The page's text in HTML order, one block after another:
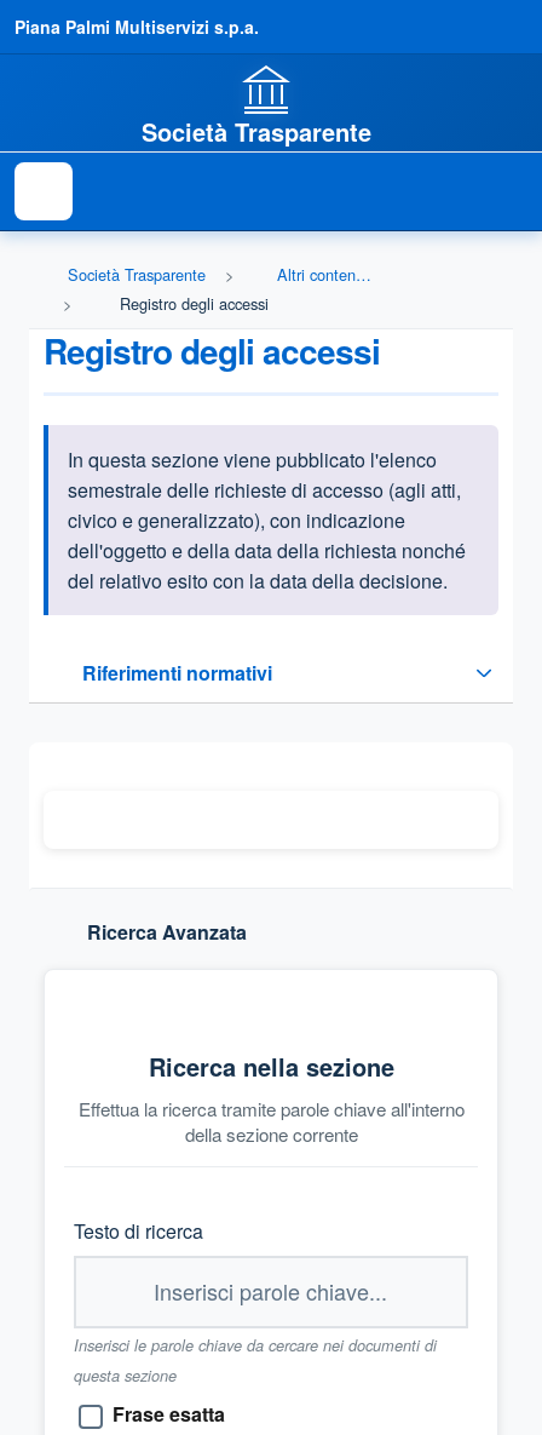
Piana Palmi Multiservizi s.p.a.
Società Trasparente
Società Trasparente
Altri contenuti - Accesso civico
Registro degli accessi
Registro degli accessi
Informazioni introduttive
In questa sezione viene pubblicato l'elenco
semestrale delle richieste di accesso (agli atti,
civico e generalizzato), con indicazione
dell'oggetto e della data della richiesta nonché
del relativo esito con la data della decisione.
Riferimenti normativi
Sezione compressa
Ricerca Avanzata
Ricerca nella sezione
Effettua la ricerca tramite parole chiave all'interno
della sezione corrente
Testo di ricerca
Inserisci le parole chiave da cercare nei documenti di
questa sezione
Frase esatta